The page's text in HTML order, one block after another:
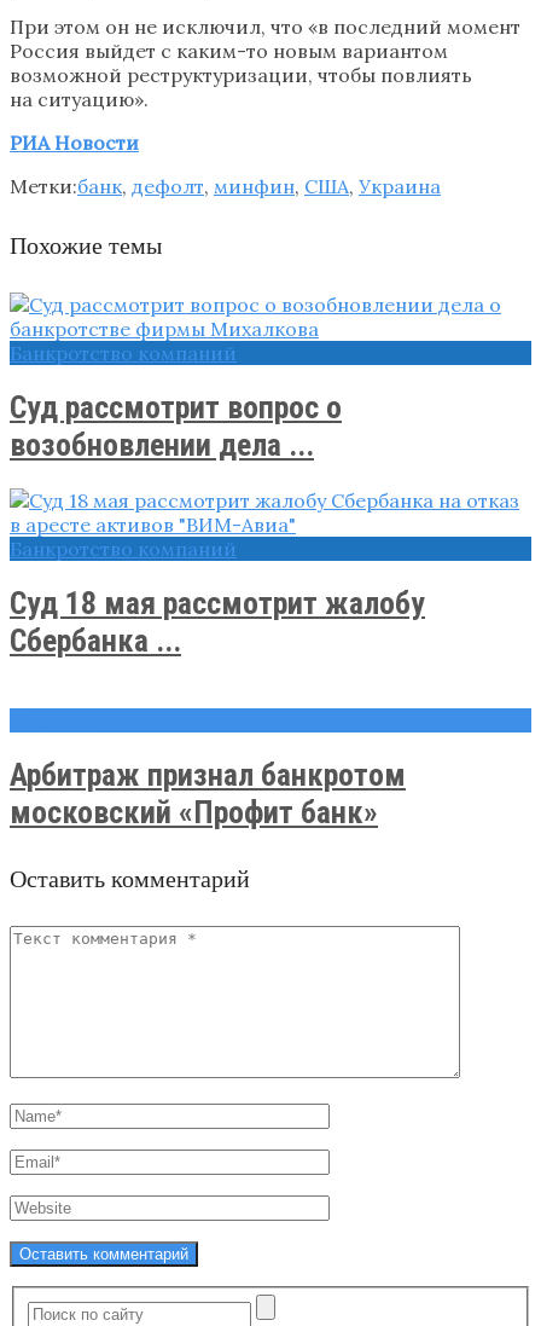
При этом он не исключил, что «в последний момент
Россия выйдет с каким-то новым вариантом
возможной реструктуризации, чтобы повлиять
на ситуацию».
РИА Новости
Метки:банк, дефолт, минфин, США, Украина
Похожие темы
Банкротство компаний
Суд рассмотрит вопрос о
возобновлении дела ...
Банкротство компаний
Суд 18 мая рассмотрит жалобу
Сбербанка ...
Арбитраж признал банкротом
московский «Профит банк»
Оставить комментарий